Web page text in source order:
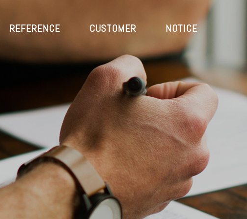
REFERENCE CUSTOMER NOTICE